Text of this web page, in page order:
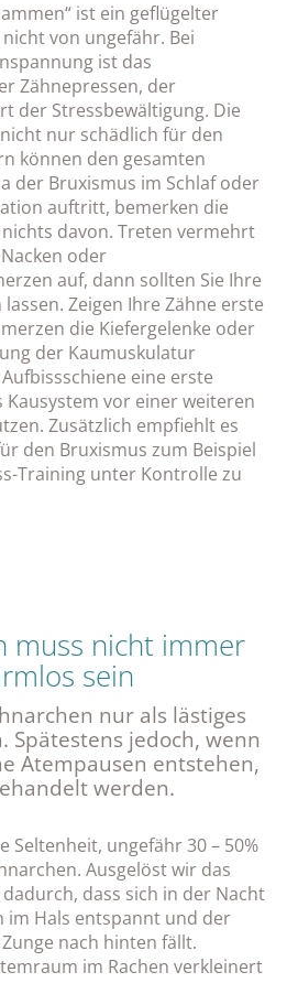
ist ein geflügelter
von ungefähr. Bei
ist das
Zähnepressen, der
der Stressbewältigung. Die
nur schädlich für den
können den gesamten
der Bruxismus im Schlaf oder
auftritt, bemerken die
davon. Treten vermehrt
oder
auf, dann sollten Sie Ihre
Zeigen Ihre Zähne erste
die Kiefergelenke oder
der Kaumuskulatur
eine erste
Kausystem vor einer weiteren
Zusätzlich empfiehlt es
den Bruxismus zum Beispiel
Training unter Kontrolle zu
muss nicht immer
sein
nur als lästiges
Spätestens jedoch, wenn
Atempausen entstehen,
werden.
Seltenheit, ungefähr 30 – 50%
Ausgelöst wir das
dass sich in der Nacht
im Hals entspannt und der
nach hinten fällt.
im Rachen verkleinert